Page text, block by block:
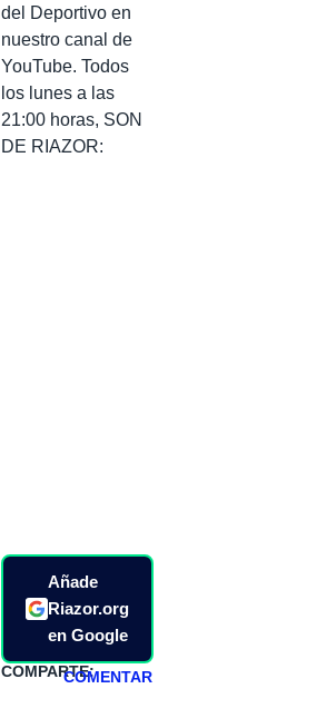
del Deportivo en
nuestro canal de
YouTube. Todos
los lunes a las
21:00 horas, SON
DE RIAZOR:
Añade
Riazor.org
en Google
COMPARTE:COMENTAR